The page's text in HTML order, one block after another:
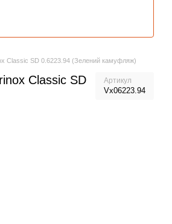
Classic SD 0.6223.94 (Зелений камуфляж)
Classic SD
Артикул
Vx06223.94